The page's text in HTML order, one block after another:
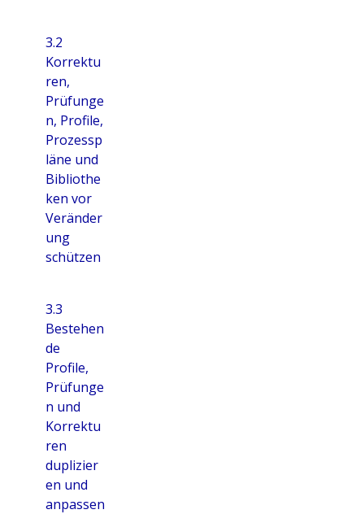
3.2
Korrektu
ren,
Prüfunge
n, Profile,
Prozessp
läne und
Bibliothe
ken vor
Veränder
ung
schützen
3.3
Bestehen
de
Profile,
Prüfunge
n und
Korrektu
ren
duplizier
en und
anpassen